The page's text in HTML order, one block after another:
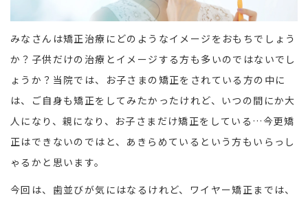
みなさんは矯正治療にどのようなイメージをおもちでしょう
か？子供だけの治療とイメージする方も多いのではないでし
ょうか？当院では、お子さまの矯正をされている方の中に
は、ご自身も矯正をしてみたかったけれど、いつの間にか大
人になり、親になり、お子さまだけ矯正をしている…今更矯
正はできないのではと、あきらめているという方もいらっし
ゃるかと思います。
今回は、歯並びが気にはなるけれど、ワイヤー矯正までは、